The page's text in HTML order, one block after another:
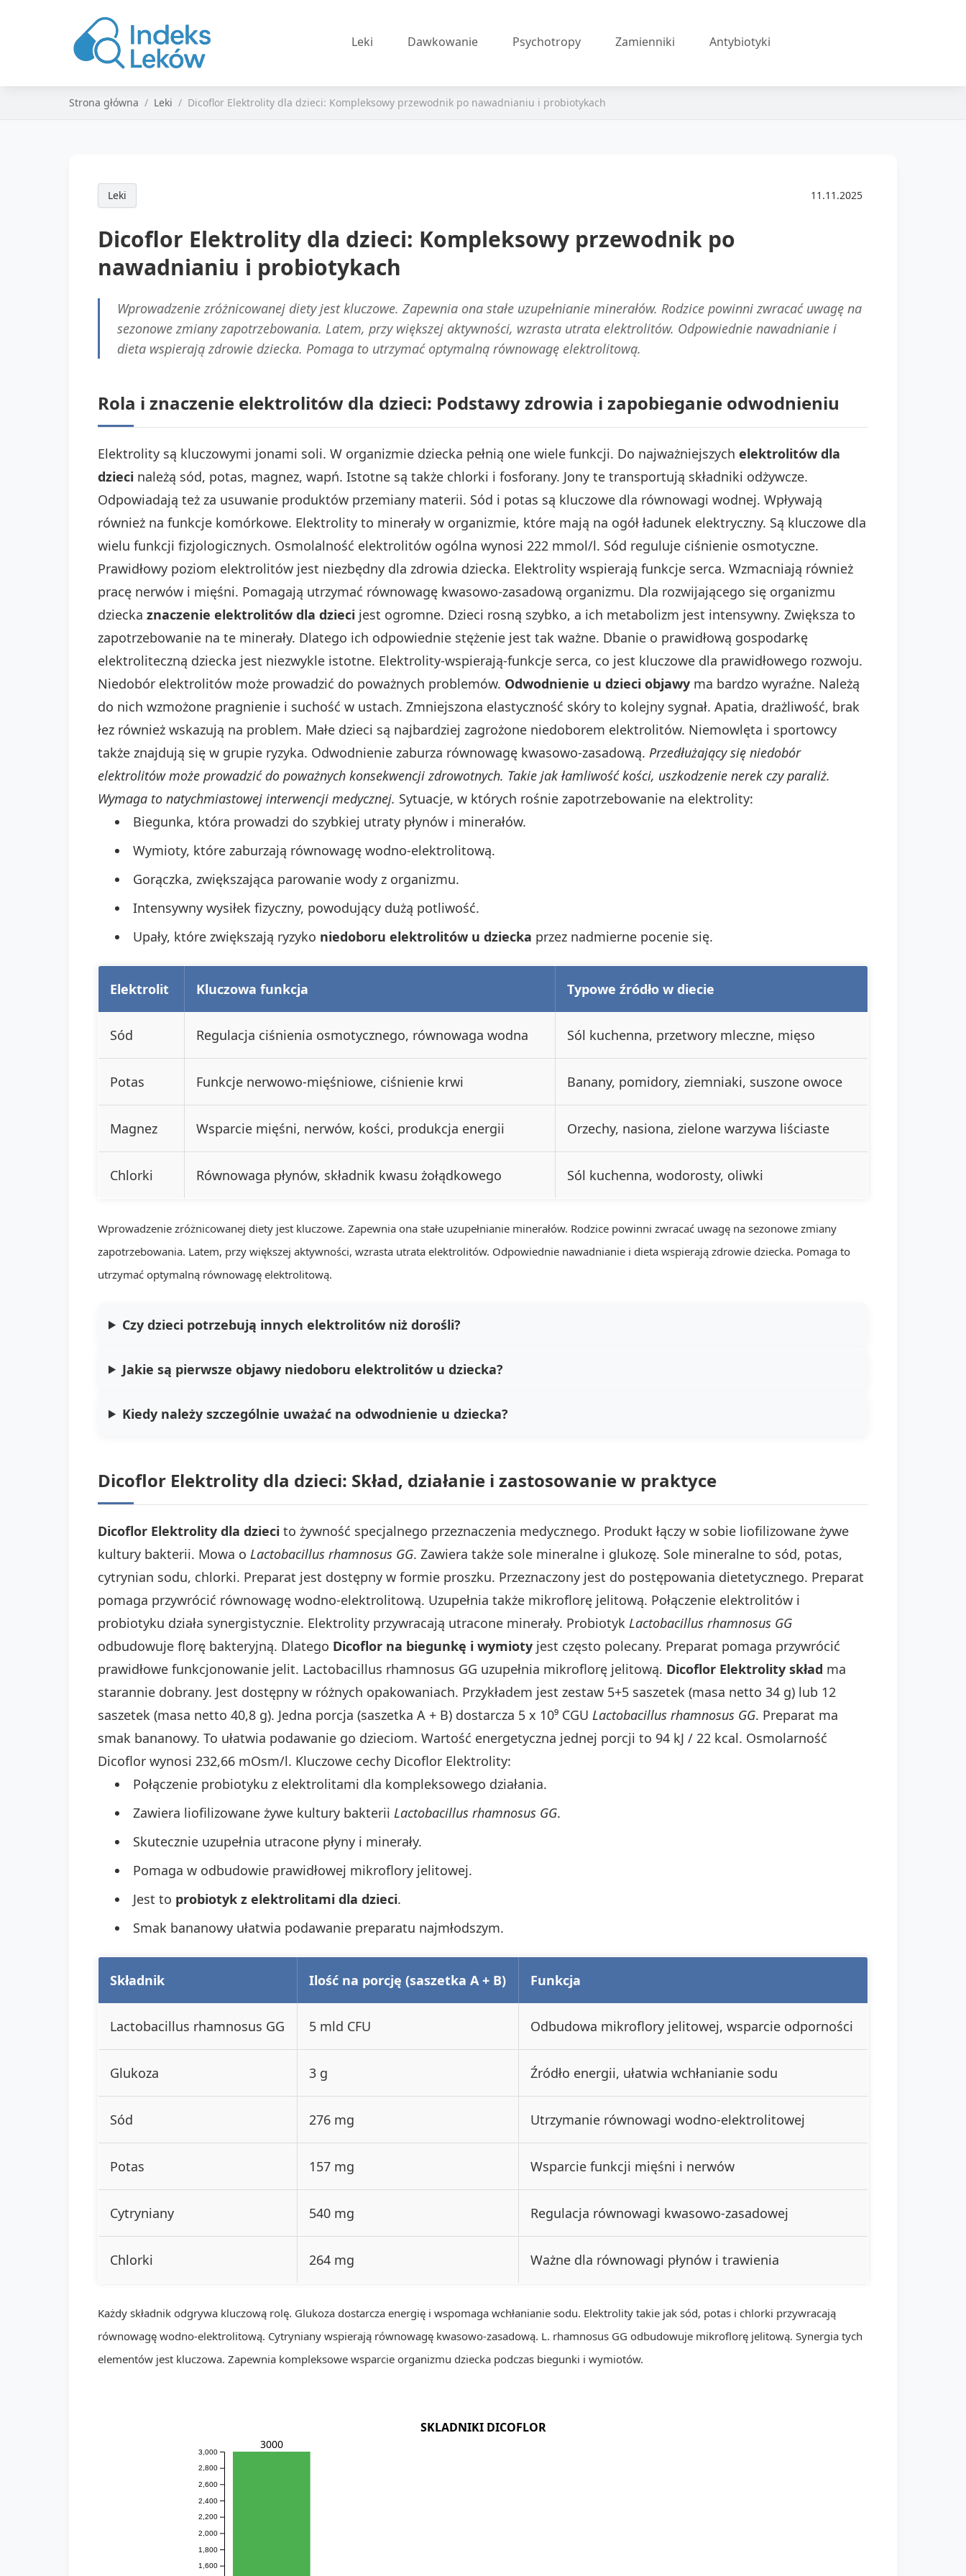
Leki Dawkowanie Psychotropy Zamienniki Antybiotyki
Strona główna Leki Dicoflor Elektrolity dla dzieci: Kompleksowy przewodnik po nawadnianiu i probiotykach
Leki 11.11.2025
Dicoflor Elektrolity dla dzieci: Kompleksowy przewodnik po
nawadnianiu i probiotykach
Wprowadzenie zróżnicowanej diety jest kluczowe. Zapewnia ona stałe uzupełnianie minerałów. Rodzice powinni zwracać uwagę na
sezonowe zmiany zapotrzebowania. Latem, przy większej aktywności, wzrasta utrata elektrolitów. Odpowiednie nawadnianie i
dieta wspierają zdrowie dziecka. Pomaga to utrzymać optymalną równowagę elektrolitową.
Rola i znaczenie elektrolitów dla dzieci: Podstawy zdrowia i zapobieganie odwodnieniu
Elektrolity są kluczowymi jonami soli. W organizmie dziecka pełnią one wiele funkcji. Do najważniejszych elektrolitów dla
dzieci należą sód, potas, magnez, wapń. Istotne są także chlorki i fosforany. Jony te transportują składniki odżywcze.
Odpowiadają też za usuwanie produktów przemiany materii. Sód i potas są kluczowe dla równowagi wodnej. Wpływają
również na funkcje komórkowe. Elektrolity to minerały w organizmie, które mają na ogół ładunek elektryczny. Są kluczowe dla
wielu funkcji fizjologicznych. Osmolalność elektrolitów ogólna wynosi 222 mmol/l. Sód reguluje ciśnienie osmotyczne.
Prawidłowy poziom elektrolitów jest niezbędny dla zdrowia dziecka. Elektrolity wspierają funkcje serca. Wzmacniają również
pracę nerwów i mięśni. Pomagają utrzymać równowagę kwasowo-zasadową organizmu. Dla rozwijającego się organizmu
dziecka znaczenie elektrolitów dla dzieci jest ogromne. Dzieci rosną szybko, a ich metabolizm jest intensywny. Zwiększa to
zapotrzebowanie na te minerały. Dlatego ich odpowiednie stężenie jest tak ważne. Dbanie o prawidłową gospodarkę
elektroliteczną dziecka jest niezwykle istotne. Elektrolity-wspierają-funkcje serca, co jest kluczowe dla prawidłowego rozwoju.
Niedobór elektrolitów może prowadzić do poważnych problemów. Odwodnienie u dzieci objawy ma bardzo wyraźne. Należą
do nich wzmożone pragnienie i suchość w ustach. Zmniejszona elastyczność skóry to kolejny sygnał. Apatia, drażliwość, brak
łez również wskazują na problem. Małe dzieci są najbardziej zagrożone niedoborem elektrolitów. Niemowlęta i sportowcy
także znajdują się w grupie ryzyka. Odwodnienie zaburza równowagę kwasowo-zasadową. Przedłużający się niedobór
elektrolitów może prowadzić do poważnych konsekwencji zdrowotnych. Takie jak łamliwość kości, uszkodzenie nerek czy paraliż.
Wymaga to natychmiastowej interwencji medycznej. Sytuacje, w których rośnie zapotrzebowanie na elektrolity:
Biegunka, która prowadzi do szybkiej utraty płynów i minerałów.
Wymioty, które zaburzają równowagę wodno-elektrolitową.
Gorączka, zwiększająca parowanie wody z organizmu.
Intensywny wysiłek fizyczny, powodujący dużą potliwość.
Upały, które zwiększają ryzyko niedoboru elektrolitów u dziecka przez nadmierne pocenie się.
Elektrolit Kluczowa funkcja Typowe źródło w diecie
Sód Regulacja ciśnienia osmotycznego, równowaga wodna Sól kuchenna, przetwory mleczne, mięso
Potas Funkcje nerwowo-mięśniowe, ciśnienie krwi Banany, pomidory, ziemniaki, suszone owoce
Magnez Wsparcie mięśni, nerwów, kości, produkcja energii Orzechy, nasiona, zielone warzywa liściaste
Chlorki Równowaga płynów, składnik kwasu żołądkowego Sól kuchenna, wodorosty, oliwki
Wprowadzenie zróżnicowanej diety jest kluczowe. Zapewnia ona stałe uzupełnianie minerałów. Rodzice powinni zwracać uwagę na sezonowe zmiany
zapotrzebowania. Latem, przy większej aktywności, wzrasta utrata elektrolitów. Odpowiednie nawadnianie i dieta wspierają zdrowie dziecka. Pomaga to
utrzymać optymalną równowagę elektrolitową.
Czy dzieci potrzebują innych elektrolitów niż dorośli?
Jakie są pierwsze objawy niedoboru elektrolitów u dziecka?
Kiedy należy szczególnie uważać na odwodnienie u dziecka?
Dicoflor Elektrolity dla dzieci: Skład, działanie i zastosowanie w praktyce
Dicoflor Elektrolity dla dzieci to żywność specjalnego przeznaczenia medycznego. Produkt łączy w sobie liofilizowane żywe
kultury bakterii. Mowa o Lactobacillus rhamnosus GG. Zawiera także sole mineralne i glukozę. Sole mineralne to sód, potas,
cytrynian sodu, chlorki. Preparat jest dostępny w formie proszku. Przeznaczony jest do postępowania dietetycznego. Preparat
pomaga przywrócić równowagę wodno-elektrolitową. Uzupełnia także mikroflorę jelitową. Połączenie elektrolitów i
probiotyku działa synergistycznie. Elektrolity przywracają utracone minerały. Probiotyk Lactobacillus rhamnosus GG
odbudowuje florę bakteryjną. Dlatego Dicoflor na biegunkę i wymioty jest często polecany. Preparat pomaga przywrócić
prawidłowe funkcjonowanie jelit. Lactobacillus rhamnosus GG uzupełnia mikroflorę jelitową. Dicoflor Elektrolity skład ma
starannie dobrany. Jest dostępny w różnych opakowaniach. Przykładem jest zestaw 5+5 saszetek (masa netto 34 g) lub 12
saszetek (masa netto 40,8 g). Jedna porcja (saszetka A + B) dostarcza 5 x 10⁹ CGU Lactobacillus rhamnosus GG. Preparat ma
smak bananowy. To ułatwia podawanie go dzieciom. Wartość energetyczna jednej porcji to 94 kJ / 22 kcal. Osmolarność
Dicoflor wynosi 232,66 mOsm/l. Kluczowe cechy Dicoflor Elektrolity:
Połączenie probiotyku z elektrolitami dla kompleksowego działania.
Zawiera liofilizowane żywe kultury bakterii Lactobacillus rhamnosus GG.
Skutecznie uzupełnia utracone płyny i minerały.
Pomaga w odbudowie prawidłowej mikroflory jelitowej.
Jest to probiotyk z elektrolitami dla dzieci.
Smak bananowy ułatwia podawanie preparatu najmłodszym.
Składnik Ilość na porcję (saszetka A + B) Funkcja
Lactobacillus rhamnosus GG 5 mld CFU Odbudowa mikroflory jelitowej, wsparcie odporności
Glukoza 3 g Źródło energii, ułatwia wchłanianie sodu
Sód 276 mg Utrzymanie równowagi wodno-elektrolitowej
Potas 157 mg Wsparcie funkcji mięśni i nerwów
Cytryniany 540 mg Regulacja równowagi kwasowo-zasadowej
Chlorki 264 mg Ważne dla równowagi płynów i trawienia
Każdy składnik odgrywa kluczową rolę. Glukoza dostarcza energię i wspomaga wchłanianie sodu. Elektrolity takie jak sód, potas i chlorki przywracają
równowagę wodno-elektrolitową. Cytryniany wspierają równowagę kwasowo-zasadową. L. rhamnosus GG odbudowuje mikroflorę jelitową. Synergia tych
elementów jest kluczowa. Zapewnia kompleksowe wsparcie organizmu dziecka podczas biegunki i wymiotów.
SKLADNIKI DICOFLOR
1,600
1,800
2,000
2,200
2,400
2,600
2,800
3,000
3000